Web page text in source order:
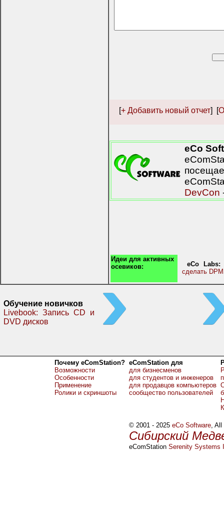
[+ Добавить новый отчет] [
eCo
DevCon
Идеи для активных
осевиков:
eCo Labs:
сделать
Обучение новичков
Livebook: Запись CD и
DVD дисков
Почему eComStation?
Возможности
Особенности
Применение
Ролики и скриншоты
eComStation для
для бизнесменов
для студентов и инженеров
для продавцов компьютеров
сообщество пользователей
© 2001 - 2025eCo Software, All
Сибирский
eComStationSerenity Systems